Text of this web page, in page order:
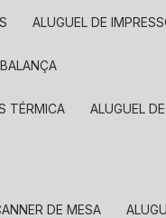
ALUGUEL DE
TÉRMICA ALUGUEL
DE MESA